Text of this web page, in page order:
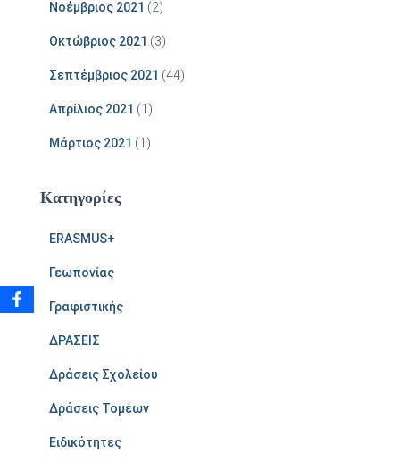
Νοέμβριος 2021 (2)
Οκτώβριος 2021 (3)
Σεπτέμβριος 2021 (44)
Απρίλιος 2021 (1)
Μάρτιος 2021 (1)
Kατηγορίες
ERASMUS+
Γεωπονίας
Γραφιστικής
ΔΡΑΣΕΙΣ
Δράσεις Σχολείου
Δράσεις Τομέων
Ειδικότητες